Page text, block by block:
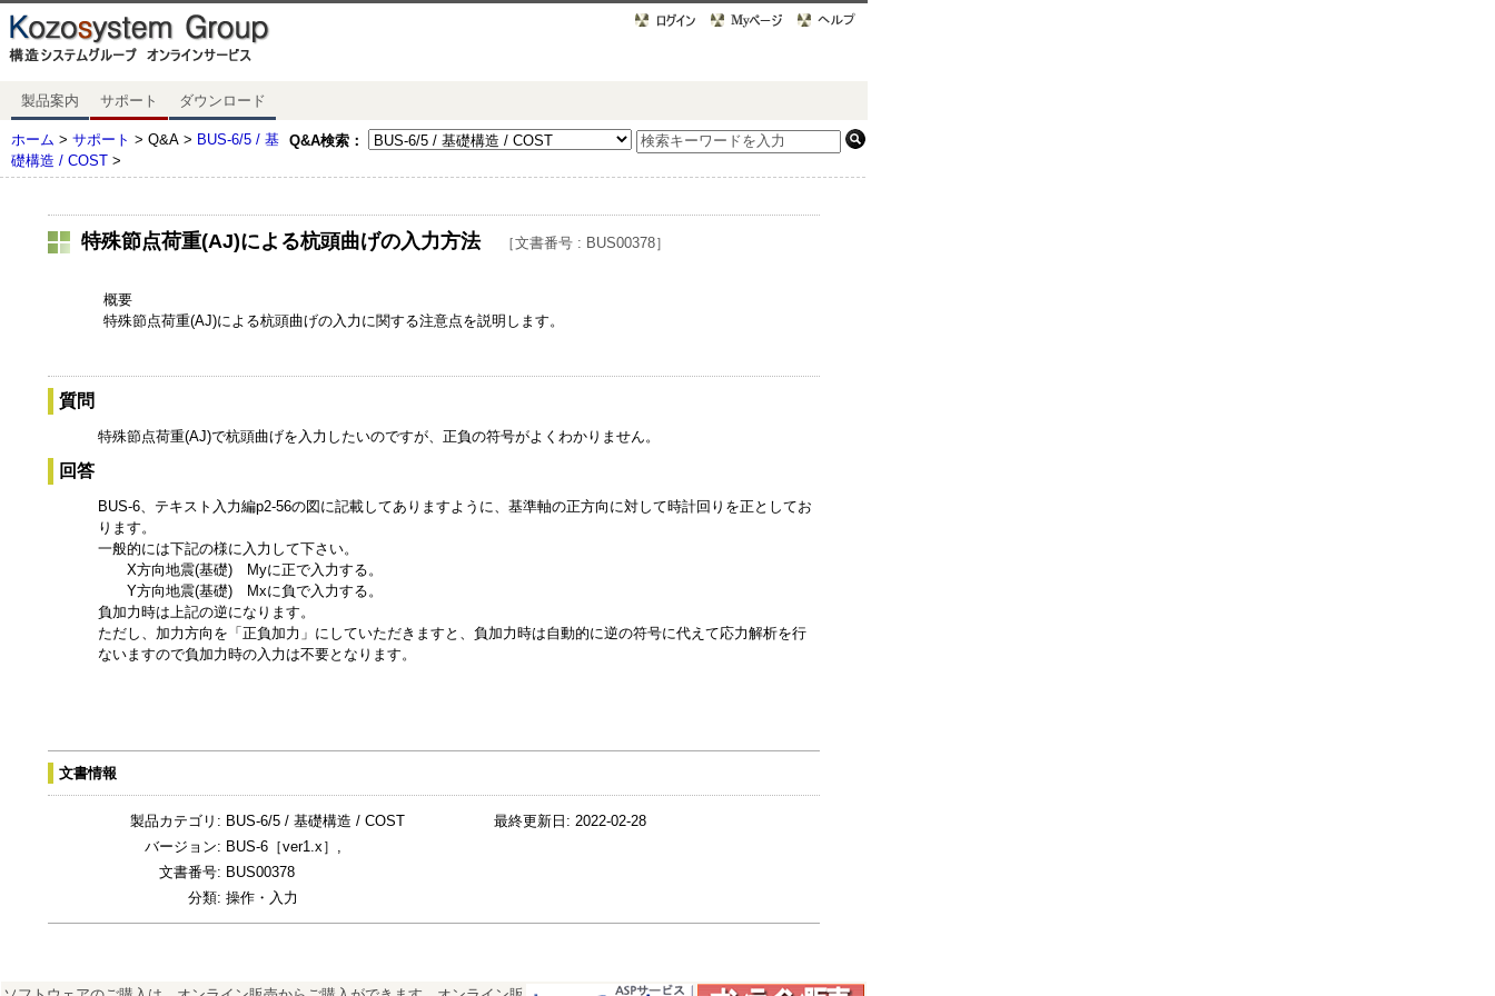
製品案内 サポート ダウンロード
Q&A検索：
ホーム > サポート > Q&A > BUS-6/5 / 基
礎構造 / COST >
特殊節点荷重(AJ)による杭頭曲げの入力方法 ［文書番号 : BUS00378］
概要
特殊節点荷重(AJ)による杭頭曲げの入力に関する注意点を説明します。
質問
特殊節点荷重(AJ)で杭頭曲げを入力したいのですが、正負の符号がよくわかりません。
回答
BUS-6、テキスト入力編p2-56の図に記載してありますように、基準軸の正方向に対して時計回りを正としてお
ります。
一般的には下記の様に入力して下さい。
X方向地震(基礎) Myに正で入力する。
Y方向地震(基礎) Mxに負で入力する。
負加力時は上記の逆になります。
ただし、加力方向を「正負加力」にしていただきますと、負加力時は自動的に逆の符号に代えて応力解析を行
ないますので負加力時の入力は不要となります。
文書情報
製品カテゴリ: BUS-6/5 / 基礎構造 / COST 最終更新日: 2022-02-28
バージョン: BUS-6［ver1.x］,
文書番号: BUS00378
分類: 操作・入力